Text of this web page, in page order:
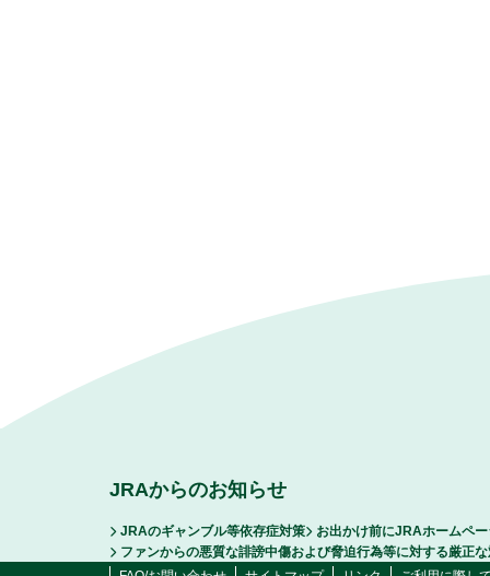
JRAからのお知らせ
JRAのギャンブル等依存症対策
お出かけ前にJRAホームペ
ファンからの悪質な誹謗中傷および脅迫行為等に対する厳正